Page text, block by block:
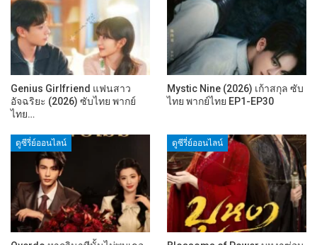
Genius Girlfriend แฟนสาว
อัจฉริยะ (2026) ซับไทย พากย์
ไทย…
Mystic Nine (2026) เก้าสกุล ซับ
ไทย พากย์ไทย EP1-EP30
ดูซีรี่ย์ออนไลน์ ดูซีรี่ย์ออนไลน์